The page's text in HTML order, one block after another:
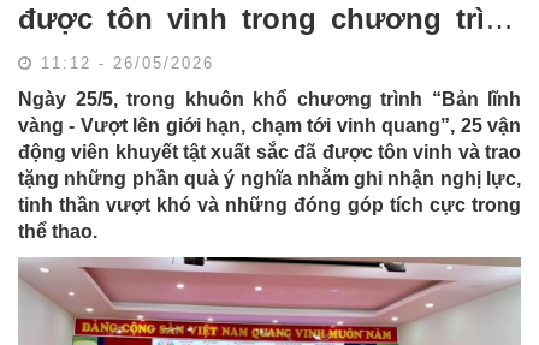
được tôn vinh trong chương trình
“Bản lĩnh vàng”
11:12 - 26/05/2026
Ngày 25/5, trong khuôn khổ chương trình “Bản lĩnh
vàng - Vượt lên giới hạn, chạm tới vinh quang”, 25 vận
động viên khuyết tật xuất sắc đã được tôn vinh và trao
tặng những phần quà ý nghĩa nhằm ghi nhận nghị lực,
tinh thần vượt khó và những đóng góp tích cực trong
thể thao.